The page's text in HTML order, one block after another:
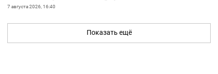
7 августа 2026, 16:40
Показать ещё